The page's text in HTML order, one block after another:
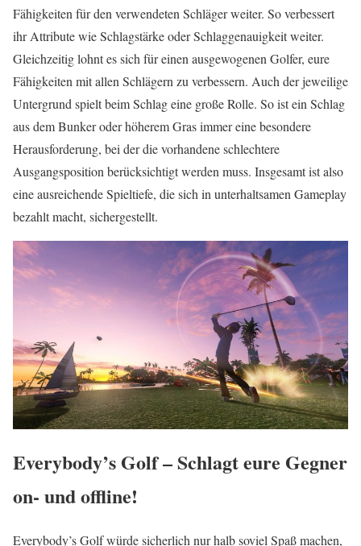
Fähigkeiten für den verwendeten Schläger weiter. So verbessert
ihr Attribute wie Schlagstärke oder Schlaggenauigkeit weiter.
Gleichzeitig lohnt es sich für einen ausgewogenen Golfer, eure
Fähigkeiten mit allen Schlägern zu verbessern. Auch der jeweilige
Untergrund spielt beim Schlag eine große Rolle. So ist ein Schlag
aus dem Bunker oder höherem Gras immer eine besondere
Herausforderung, bei der die vorhandene schlechtere
Ausgangsposition berücksichtigt werden muss. Insgesamt ist also
eine ausreichende Spieltiefe, die sich in unterhaltsamen Gameplay
bezahlt macht, sichergestellt.
Everybody’s Golf – Schlagt eure Gegner
on- und offline!
Everybody’s Golf würde sicherlich nur halb soviel Spaß machen,